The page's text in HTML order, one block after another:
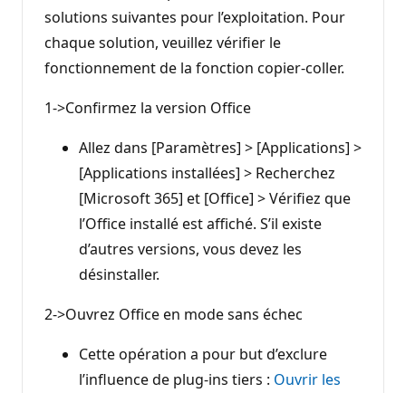
solutions suivantes pour l’exploitation. Pour
chaque solution, veuillez vérifier le
fonctionnement de la fonction copier-coller.
1->Confirmez la version Office
Allez dans [Paramètres] > [Applications] >
[Applications installées] > Recherchez
[Microsoft 365] et [Office] > Vérifiez que
l’Office installé est affiché. S’il existe
d’autres versions, vous devez les
désinstaller.
2->Ouvrez Office en mode sans échec
Cette opération a pour but d’exclure
l’influence de plug-ins tiers : Ouvrir les